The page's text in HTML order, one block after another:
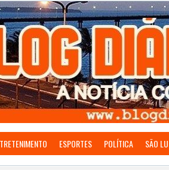
ESPORTES POLÍTICA SÃO